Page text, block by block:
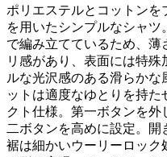
ポリエステルとコットン
を用いたシンプルなシャ
で編み立てているため、
リ感があり、表面には特
ルな光沢感のある滑らか
ットは適度なゆとりを持
クト仕様。第一ボタンを
二ボタンを高めに設定。開
裾は細かいウーリーロック